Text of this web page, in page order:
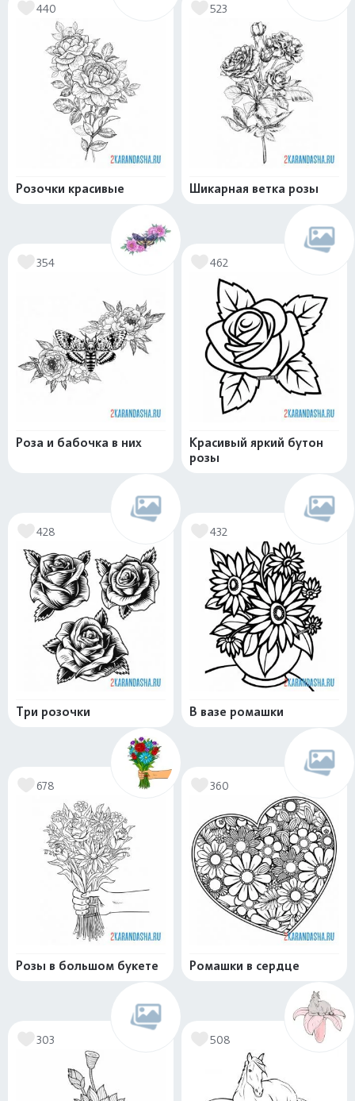
440
Розочки красивые
523
Шикарная ветка розы
354
Роза и бабочка в них
462
Красивый яркий бутон
розы
428
Три розочки
432
В вазе ромашки
678
Розы в большом букете
360
Ромашки в сердце
303 508